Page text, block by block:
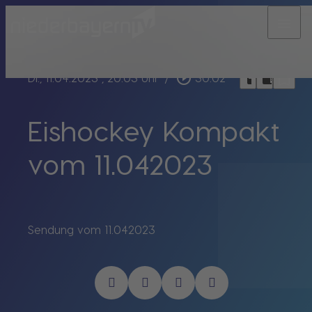
Di., 11.04.2023, 20:03 Uhr / play_circle_outline 30:02 headphones chrome_reader_mode
Eishockey Kompakt
vom 11.042023
Sendung vom 11.042023